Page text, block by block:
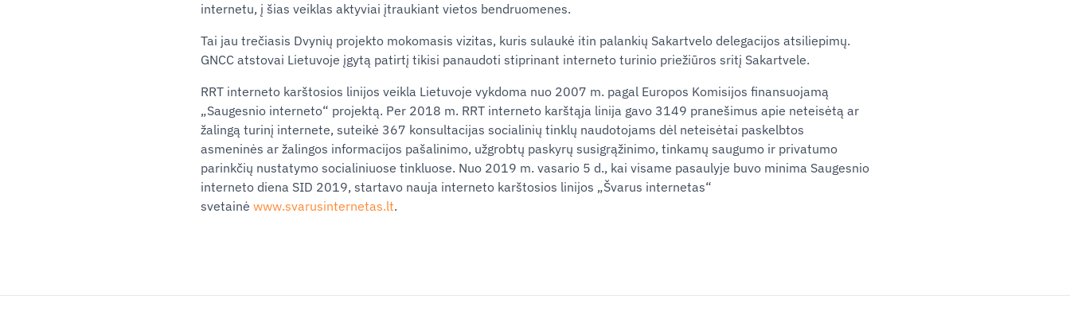
internetu, į šias veiklas aktyviai įtraukiant vietos bendruomenes.
Tai jau trečiasis Dvynių projekto mokomasis vizitas, kuris sulaukė itin palankių Sakartvelo delegacijos atsiliepimų.
GNCC atstovai Lietuvoje įgytą patirtį tikisi panaudoti stiprinant interneto turinio priežiūros sritį Sakartvele.
RRT interneto karštosios linijos veikla Lietuvoje vykdoma nuo 2007 m. pagal Europos Komisijos finansuojamą
„Saugesnio interneto“ projektą. Per 2018 m. RRT interneto karštąja linija gavo 3149 pranešimus apie neteisėtą ar
žalingą turinį internete, suteikė 367 konsultacijas socialinių tinklų naudotojams dėl neteisėtai paskelbtos
asmeninės ar žalingos informacijos pašalinimo, užgrobtų paskyrų susigrąžinimo, tinkamų saugumo ir privatumo
parinkčių nustatymo socialiniuose tinkluose. Nuo 2019 m. vasario 5 d., kai visame pasaulyje buvo minima Saugesnio
interneto diena SID 2019, startavo nauja interneto karštosios linijos „Švarus internetas“
svetainė www.svarusinternetas.lt.